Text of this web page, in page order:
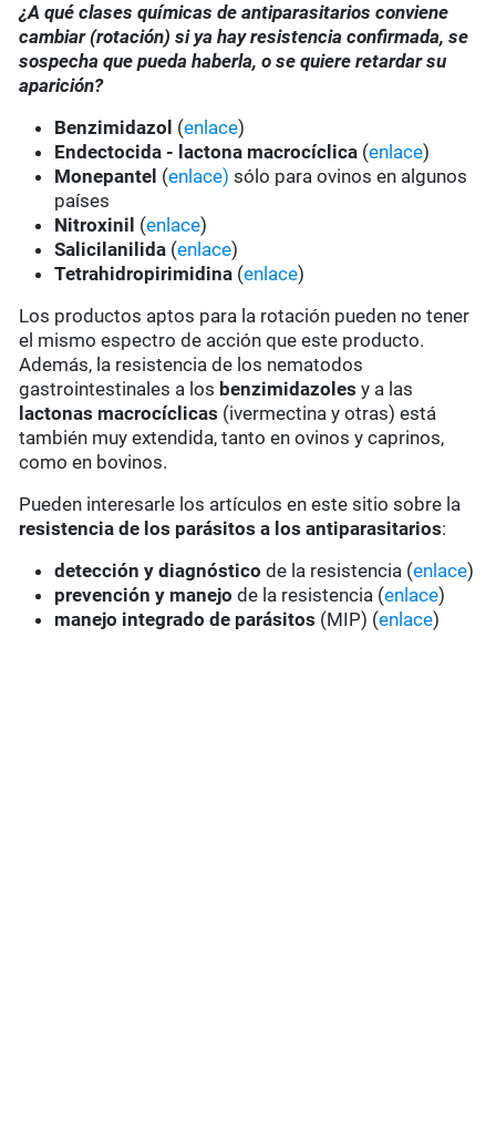
¿A qué clases químicas de antiparasitarios conviene
cambiar (rotación) si ya hay resistencia confirmada, se
sospecha que pueda haberla, o se quiere retardar su
aparición?
Benzimidazol (enlace)
Endectocida - lactona macrocíclica (enlace)
Monepantel (enlace) sólo para ovinos en algunos
países
Nitroxinil (enlace)
Salicilanilida (enlace)
Tetrahidropirimidina (enlace)
Los productos aptos para la rotación pueden no tener
el mismo espectro de acción que este producto.
Además, la resistencia de los nematodos
gastrointestinales a los benzimidazoles y a las
lactonas macrocíclicas (ivermectina y otras) está
también muy extendida, tanto en ovinos y caprinos,
como en bovinos.
Pueden interesarle los artículos en este sitio sobre la
resistencia de los parásitos a los antiparasitarios:
detección y diagnóstico de la resistencia (enlace)
prevención y manejo de la resistencia (enlace)
manejo integrado de parásitos (MIP) (enlace)